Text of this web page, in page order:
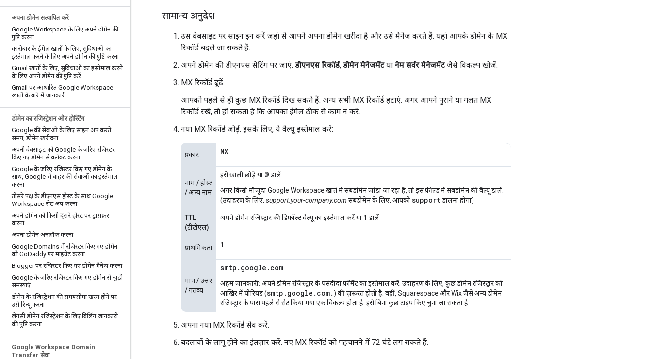
अपना डोमेन सत्यापित करें
Google Workspace के लिए अपने डोमेन की
पुष्टि करना
कारोबार के ईमेल खातों के लिए, सुविधाओं का
इस्तेमाल करने के लिए अपने डोमेन की पुष्टि करना
Gmail खातों के लिए, सुविधाओं का इस्तेमाल करने
के लिए अपने डोमेन की पुष्टि करें
Gmail पर आधारित Google Workspace
खातों के बारे में जानकारी
डोमेन का रजिस्ट्रेशन और होस्टिंग
Google की सेवाओं के लिए साइन अप करते
समय, डोमेन खरीदना
अपनी वेबसाइट को Google के ज़रिए रजिस्टर
किए गए डोमेन से कनेक्ट करना
Google के ज़रिए रजिस्टर किए गए डोमेन के
साथ, Google से बाहर की सेवाओं का इस्तेमाल
करना
तीसरे पक्ष के डीएनएस होस्ट के साथ Google
Workspace सेट अप करना
अपने डोमेन को किसी दूसरे होस्ट पर ट्रांसफ़र
करना
अपना डोमेन अनलॉक करना
Google Domains में रजिस्टर किए गए डोमेन
को GoDaddy पर माइग्रेट करना
Blogger पर रजिस्टर किए गए डोमेन मैनेज करना
Google के ज़रिए रजिस्टर किए गए डोमेन से जुड़ी
समस्याएं
डोमेन के रजिस्ट्रेशन की समयसीमा खत्म होने पर
उसे रिन्यू करना
लेगसी डोमेन रजिस्ट्रेशन के लिए बिलिंग जानकारी
की पुष्टि करना
Google Workspace Domain
Transfer सेवा
सामान्य अनुदेश
उस वेबसाइट पर साइन इन करें जहां से आपने अपना डोमेन खरीदा है और उसे मैनेज करते हैं. यहां आपके डोमेन के MX
रिकॉर्ड बदले जा सकते हैं.
अपने डोमेन की डीएनएस सेटिंग पर जाएं. डीएनएस रिकॉर्ड, डोमेन मैनेजमेंटया नेम सर्वर मैनेजमेंटजैसे विकल्प खोजें.
MX रिकॉर्ड ढूंढें.
आपको पहले से ही कुछ MX रिकॉर्ड दिख सकते हैं. अन्य सभी MX रिकॉर्ड हटाएं. अगर आपने पुराने या गलत MX
रिकॉर्ड रखे, तो हो सकता है कि आपका ईमेल ठीक से काम न करे.
नया MX रिकॉर्ड जोड़ें. इसके लिए, ये वैल्यू इस्तेमाल करें:
प्रकार MX
नाम / होस्‍ट
/ अन्‍य नाम
इसे खाली छोड़ें या @ डालें
अगर किसी मौजूदा Google Workspace खाते में सबडोमेन जोड़ा जा रहा है, तो इस फ़ील्ड में सबडोमेन की वैल्यू डालें.
(उदाहरण के लिए, support.your-company.com सबडोमेन के लिए, आपकोsupportडालना होगा)
TTL
(टीटीएल)
अपने डोमेन रजिस्ट्रार की डिफ़ॉल्ट वैल्यू का इस्तेमाल करें या 1 डालें
प्राथमिकता 1
मान / उत्तर
/ गंतव्‍य
smtp.google.com
अहम जानकारी: अपने डोमेन रजिस्ट्रार के पसंदीदा फ़ॉर्मैट का इस्तेमाल करें. उदाहरण के लिए, कुछ डोमेन रजिस्ट्रार को
आखिर में पीरियड (smtp.google.com.) की ज़रूरत होती है. वहीं, Squarespace और Wix जैसे अन्य डोमेन
रजिस्ट्रार के पास पहले से सेट किया गया एक विकल्प होता है. इसे बिना कुछ टाइप किए चुना जा सकता है.
अपना नया MX रिकॉर्ड सेव करें.
बदलावों के लागू होने का इंतज़ार करें. नए MX रिकॉर्ड को पहचानने में 72 घंटे लग सकते हैं.